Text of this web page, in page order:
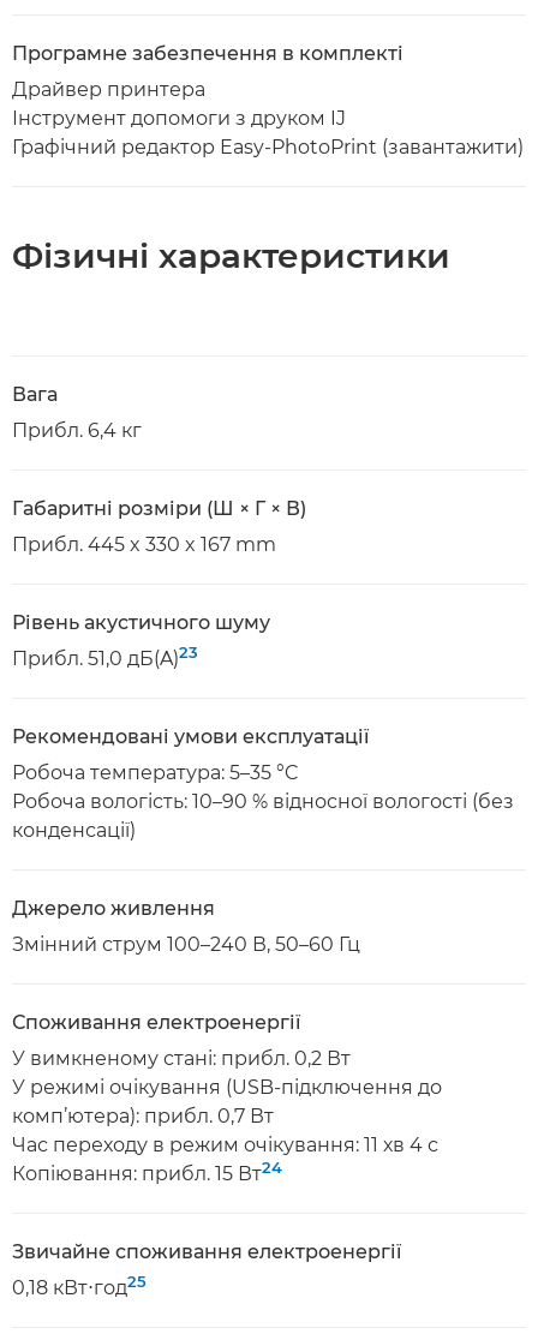
Програмне забезпечення в комплекті
Драйвер принтера
Інструмент допомоги з друком IJ
Графічний редактор Easy-PhotoPrint (завантажити)
Фізичні характеристики
Вага
Прибл. 6,4 кг
Габаритні розміри (Ш × Г × В)
Прибл. 445 x 330 x 167 mm
Рівень акустичного шуму
Прибл. 51,0 дБ(A)23
Рекомендовані умови експлуатації
Робоча температура: 5–35 °C
Робоча вологість: 10–90 % відносної вологості (без
конденсації)
Джерело живлення
Змінний струм 100–240 В, 50–60 Гц
Споживання електроенергії
У вимкненому стані: прибл. 0,2 Вт
У режимі очікування (USB-підключення до
комп’ютера): прибл. 0,7 Вт
Час переходу в режим очікування: 11 хв 4 с
Копіювання: прибл. 15 Вт24
Звичайне споживання електроенергії
0,18 кВт⋅год25